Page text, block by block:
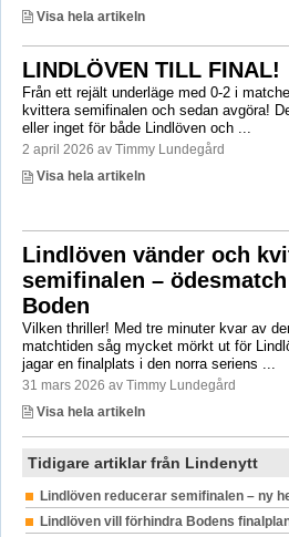
Visa hela artikeln
LINDLÖVEN TILL FINAL!
Från ett rejält underläge med 0-2 i
kvittera semifinalen och sedan avgöra!
eller inget för både Lindlöven och ...
2 april 2026 av Timmy Lundegård
Visa hela artikeln
Lindlöven vänder och
semifinalen –
Boden
Vilken thriller! Med tre minuter kvar av
matchtiden såg mycket mörkt ut för
jagar en finalplats i den norra seriens ...
31 mars 2026 av Timmy Lundegård
Visa hela artikeln
Tidigare artiklar från Lindenytt
Lindlöven reducerar semifinalen – ny
Lindlöven vill förhindra Bodens